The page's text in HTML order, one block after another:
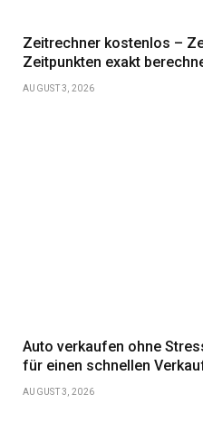
Zeitrechner kostenlos –
Zeitpunkten exakt
AUGUST 3, 2026
Auto verkaufen ohne
für einen schnellen
AUGUST 3, 2026